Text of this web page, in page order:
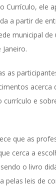
Currículo, ele
a partir de
municipal de
as
acerca
currículo e
que as
cerca a
o livro
pelas leis de